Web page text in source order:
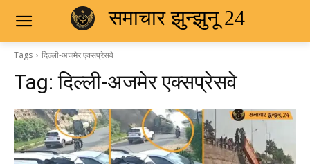
समाचार झुन्झुनू 24
Tags दिल्ली-अजमेर एक्सप्रेसवे
Tag:दिल्ली-अजमेर एक्सप्रेसवे